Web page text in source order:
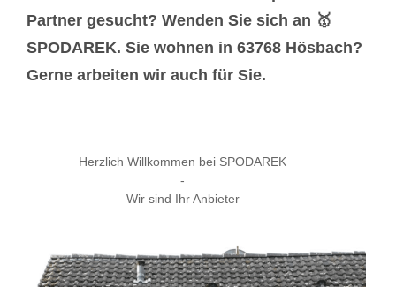
Partner gesucht? Wenden Sie sich an 🥇
SPODAREK. Sie wohnen in 63768 Hösbach?
Gerne arbeiten wir auch für Sie.
Herzlich Willkommen bei SPODAREK
-
Wir sind Ihr Anbieter